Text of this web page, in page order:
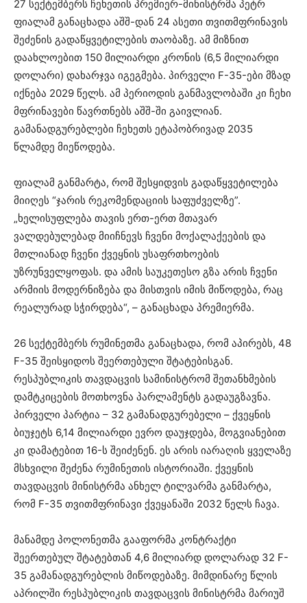
27 სექტემბერს ჩეხეთის პრემიერ-მინისტრმა პეტრ
ფიალამ განაცხადა აშშ-დან 24 ასეთი თვითმფრინავის
შეძენის გადაწყვეტილების თაობაზე. ამ მიზნით
დაახლოებით 150 მილიარდი კრონის (6,5 მილიარდი
დოლარი) დახარჯვა იგეგმება. პირველი F-35-ები მზად
იქნება 2029 წელს. ამ პერიოდის განმავლობაში კი ჩეხი
მფრინავები წავრთნებს აშშ-ში გაივლიან.
გამანადგურებლები ჩეხეთს ეტაპობრივად 2035
წლამდე მიეწოდება.
ფიალამ განმარტა, რომ შესყიდვის გადაწყვეტილება
მიიღეს “ჯარის რეკომენდაციის საფუძველზე”.
„ხელისუფლება თავის ერთ-ერთ მთავარ
ვალდებულებად მიიჩნევს ჩვენი მოქალაქეების და
მთლიანად ჩვენი ქვეყნის უსაფრთხოების
უზრუნველყოფას. და ამის საუკეთესო გზა არის ჩვენი
არმიის მოდერნიზება და მისთვის იმის მიწოდება, რაც
რეალურად სჭირდება“, – განაცხადა პრემიერმა.
26 სექტემბერს რუმინეთმა განაცხადა, რომ აპირებს, 48
F-35 შეისყიდოს შეერთებული შტატებისგან.
რესპუბლიკის თავდაცვის სამინისტრომ შეთანხმების
დამტკიცების მოთხოვნა პარლამენტს გადაუგზავნა.
პირველი პარტია – 32 გამანადგურებელი – ქვეყნის
ბიუჯეტს 6,14 მილიარდი ევრო დაუჯდება, მოგვიანებით
კი დამატებით 16-ს შეიძენენ. ეს არის იარაღის ყველაზე
მსხვილი შეძენა რუმინეთის ისტორიაში. ქვეყნის
თავდაცვის მინისტრმა ანხელ ტილვარმა განმარტა,
რომ F-35 თვითმფრინავი ქვეყანაში 2032 წელს ჩავა.
მანამდე პოლონეთმა გააფორმა კონტრაქტი
შეერთებულ შტატებთან 4,6 მილიარდ დოლარად 32 F-
35 გამანადგურებლის მიწოდებაზე. მიმდინარე წლის
აპრილში რესპუბლიკის თავდაცვის მინისტრმა მარიუშ